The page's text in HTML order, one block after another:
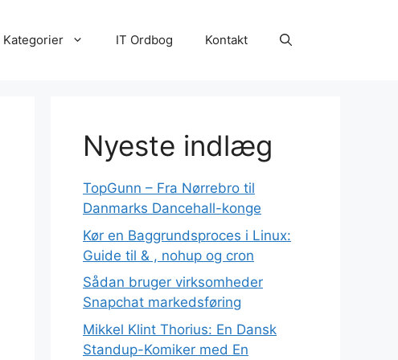
Kategorier IT Ordbog Kontakt
Nyeste indlæg
TopGunn – Fra Nørrebro til
Danmarks Dancehall-konge
Kør en Baggrundsproces i Linux:
Guide til & , nohup og cron
Sådan bruger virksomheder
Snapchat markedsføring
Mikkel Klint Thorius: En Dansk
Standup-Komiker med En